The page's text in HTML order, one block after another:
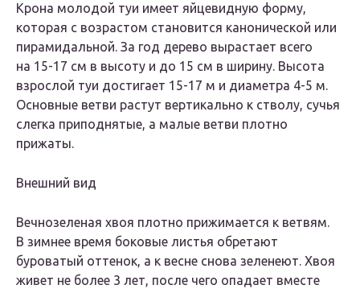
Крона молодой туи имеет яйцевидную форму,
которая с возрастом становится канонической или
пирамидальной. За год дерево вырастает всего
на 15-17 см в высоту и до 15 см в ширину. Высота
взрослой туи достигает 15-17 м и диаметра 4-5 м.
Основные ветви растут вертикально к стволу, сучья
слегка приподнятые, а малые ветви плотно
прижаты.
Внешний вид
Вечнозеленая хвоя плотно прижимается к ветвям.
В зимнее время боковые листья обретают
буроватый оттенок, а к весне снова зеленеют. Хвоя
живет не более 3 лет, после чего опадает вместе